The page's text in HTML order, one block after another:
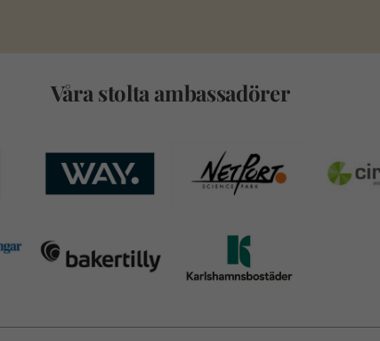
Våra stolta ambassadörer